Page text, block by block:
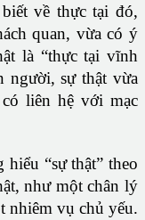
về thực tại đó,
quan, vừa có ý
là “thực tại vĩnh
người, sự thật vừa
liên hệ với mạc
“sự thật” theo
như một chân lý
nhiêm vụ chủ yếu.